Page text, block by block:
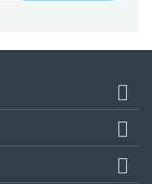


